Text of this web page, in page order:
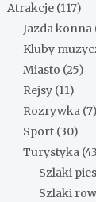
Atrakcje (117)
Jazda konna
Kluby
Miasto (25)
Rejsy (11)
Rozrywka (7)
Sport (30)
Turystyka
Szlaki
Szlaki